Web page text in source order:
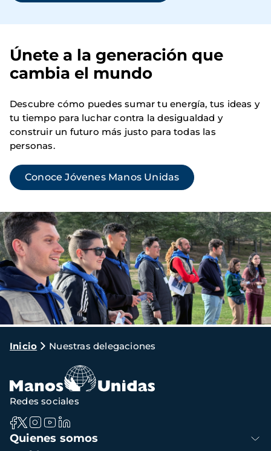
Imagen
Únete a la generación que
cambia el mundo
Descubre cómo puedes sumar tu energía, tus ideas y
tu tiempo para luchar contra la desigualdad y
construir un futuro más justo para todas las
personas.
Conoce Jóvenes Manos Unidas
Ruta
navegación
Inicio Nuestras delegaciones
Navegación
principal
Quienes somos
Redes sociales